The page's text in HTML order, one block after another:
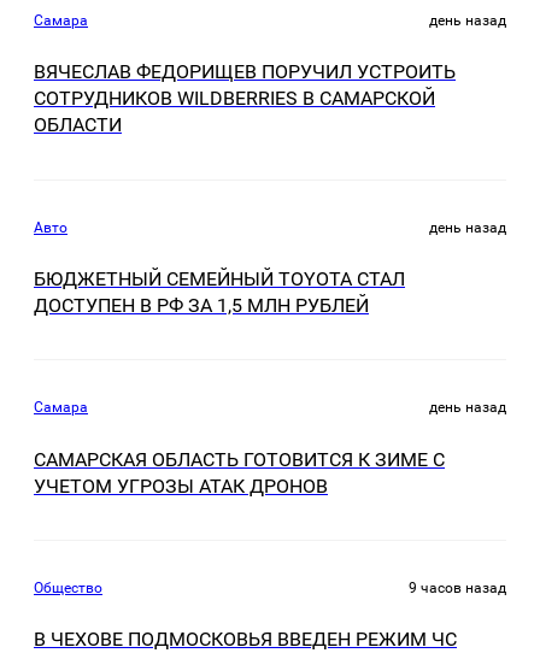
Самара день назад
ВЯЧЕСЛАВ ФЕДОРИЩЕВ ПОРУЧИЛ УСТРОИТЬ
СОТРУДНИКОВ WILDBERRIES В САМАРСКОЙ
ОБЛАСТИ
Авто день назад
БЮДЖЕТНЫЙ СЕМЕЙНЫЙ TOYOTA СТАЛ
ДОСТУПЕН В РФ ЗА 1,5 МЛН РУБЛЕЙ
Самара день назад
САМАРСКАЯ ОБЛАСТЬ ГОТОВИТСЯ К ЗИМЕ С
УЧЕТОМ УГРОЗЫ АТАК ДРОНОВ
Общество 9 часов назад
В ЧЕХОВЕ ПОДМОСКОВЬЯ ВВЕДЕН РЕЖИМ ЧС